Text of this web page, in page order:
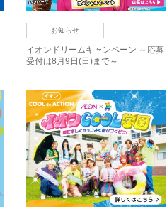
お知らせ
イオンドリームキャンペーン ～応募
受付は8月9日(日)まで～